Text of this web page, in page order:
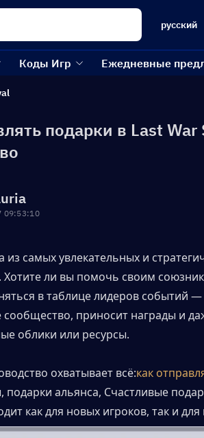
русский
Коды Игр Ежедневные
подарки в Last
09:53:10
самых увлекательных и
Хотите ли вы помочь своим
в таблице лидеров событий
сообщество, приносит награды и
облики или ресурсы.
охватывает всё:как
подарки альянса, Счастливые
как для новых игроков, так и для